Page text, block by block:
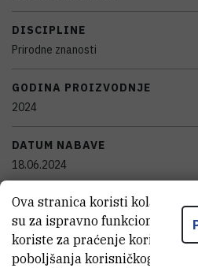
DISCIPLINE
Prirodne znanosti
GODINA PROIZVODNJE
2024
DATUM NABAVE
18.06.2024
TIJELO KOJE JE FINANCIRALO
Hrvatska zaklada za znanost
VANJSKI LINK ZA KAPITALNU
Ova stranica koristi kolačiće.
su za ispravno funkcioniranje
koriste za praćenje korištenja
poboljšanja korisničkog